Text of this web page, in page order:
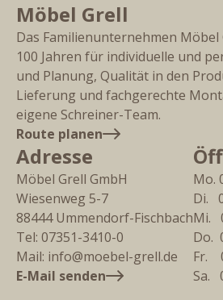
Möbel Grell
Das Familienunternehmen
100 Jahren für individuelle und
und Planung, Qualität in den
Lieferung und fachgerechte
eigene Schreiner-Team.
Route planen
Adresse
Möbel Grell GmbH
Wiesenweg 5-7
88444 Ummendorf-Fischbach
Tel: 07351-3410-0
Mail: info@moebel-grell.de
E-Mail senden
Mo.
Di.
Mi.
Do.
Fr.
Sa.